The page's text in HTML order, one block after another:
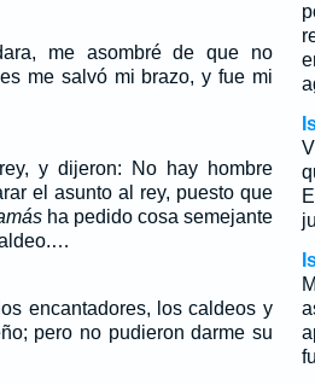
me asombré de que no
me salvó mi brazo, y fue mi
y dijeron: No hay hombre
el asunto al rey, puesto que
ha pedido cosa semejante
encantadores, los caldeos y
pero no pudieron darme su